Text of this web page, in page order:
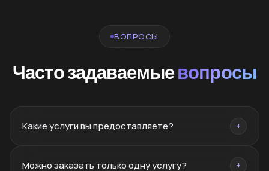
ВОПРОСЫ
Часто задаваемыевопросы
Какие услуги вы предоставляете? +
дизайн, полиграфия, фото/видео, маркетплейсы,
Можно заказать только одну услугу? +